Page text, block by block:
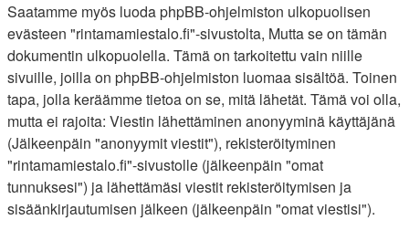
Saatamme myös luoda phpBB-ohjelmiston ulkopuolisen
evästeen "rintamamiestalo.fi"-sivustolta, Mutta se on tämän
dokumentin ulkopuolella. Tämä on tarkoitettu vain niille
sivuille, joilla on phpBB-ohjelmiston luomaa sisältöä. Toinen
tapa, jolla keräämme tietoa on se, mitä lähetät. Tämä voi olla,
mutta ei rajoita: Viestin lähettäminen anonyyminä käyttäjänä
(Jälkeenpäin "anonyymit viestit"), rekisteröityminen
"rintamamiestalo.fi"-sivustolle (jälkeenpäin "omat
tunnuksesi") ja lähettämäsi viestit rekisteröitymisen ja
sisäänkirjautumisen jälkeen (jälkeenpäin "omat viestisi").